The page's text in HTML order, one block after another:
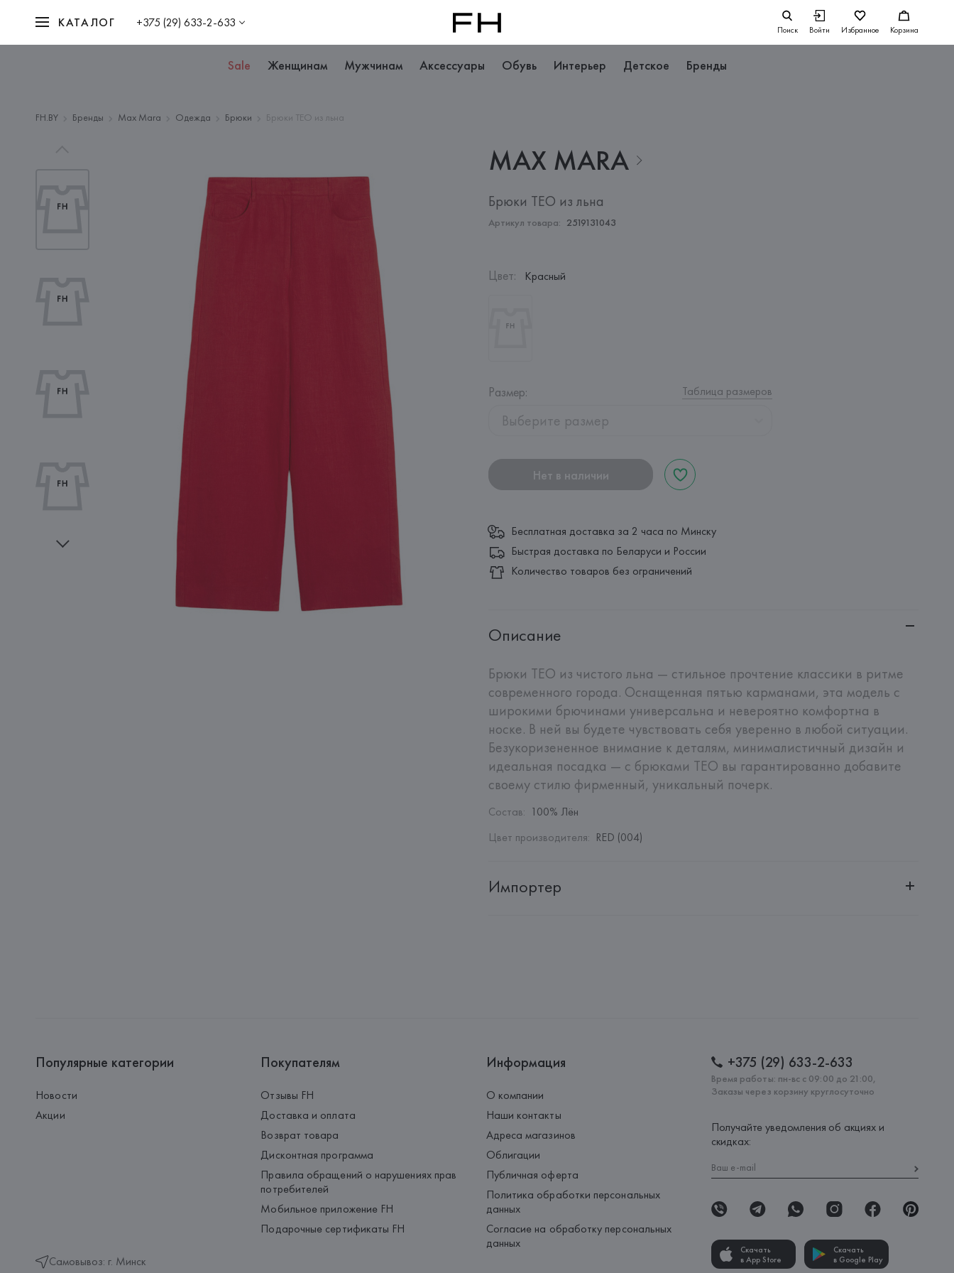
КАТАЛОГ +375 (29) 633-2-633 Поиск Войти Избранное Корзина
Sale Женщинам Мужчинам Аксессуары Обувь Интерьер Детское Бренды
FH.BY Бренды Max Mara Одежда Брюки Брюки TEO из льна
MAX MARA
Брюки TEO из льна
Артикул товара: 2519131043
Цвет: Красный
Размер: Таблица размеров
Выберите размер
Нет в наличии
Бесплатная доставка за 2 часа по Минску
Быстрая доставка по Беларуси и России
Количество товаров без ограничений
Описание
Брюки TEO из чистого льна — стильное прочтение классики в ритме
современного города. Оснащенная пятью карманами, эта модель с
широкими брючинами универсальна и невероятно комфортна в
носке. В ней вы будете чувствовать себя уверенно в любой ситуации.
Безукоризененное внимание к деталям, минималистичный дизайн и
идеальная посадка — с брюками TEO вы гарантированно добавите
своему стилю фирменный, уникальный почерк.
Состав: 100% Лён
Цвет производителя: RED (004)
Импортер
Популярные категории
Новости
Акции
Самовывоз: г. Минск
Покупателям
Отзывы FH
Доставка и оплата
Возврат товара
Дисконтная программа
Правила обращений о нарушениях прав
потребителей
Мобильное приложение FH
Подарочные сертификаты FH
Информация
О компании
Наши контакты
Адреса магазинов
Облигации
Публичная оферта
Политика обработки персональных
данных
Согласие на обработку персональных
данных
+375 (29) 633-2-633
Время работы: пн-вс с 09:00 до 21:00,
Заказы через корзину круглосуточно
Получайте уведомления об акциях и
скидках:
Скачать
в App Store
Скачать
в Google Play